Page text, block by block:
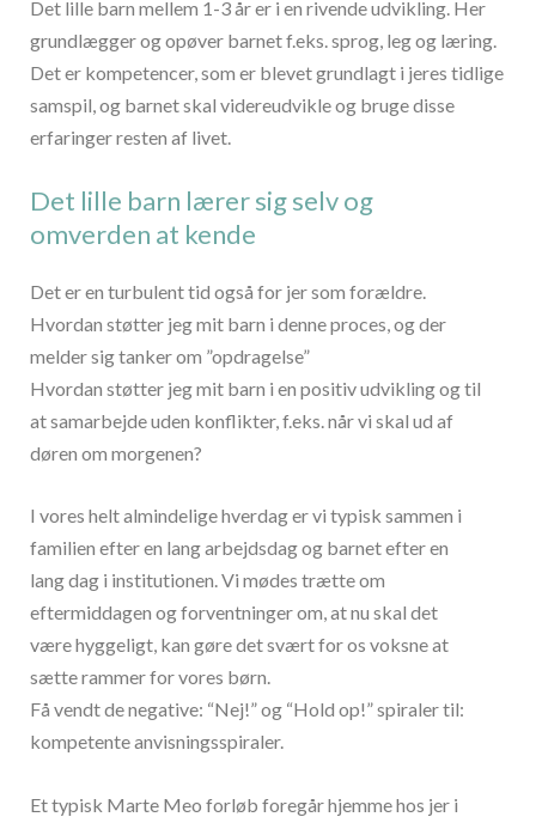
Det lille barn mellem 1-3 år er i en rivende udvikling. Her
grundlægger og opøver barnet f.eks. sprog, leg og læring.
Det er kompetencer, som er blevet grundlagt i jeres tidlige
samspil, og barnet skal videreudvikle og bruge disse
erfaringer resten af livet.
Det lille barn lærer sig selv og
omverden at kende
Det er en turbulent tid også for jer som forældre.
Hvordan støtter jeg mit barn i denne proces, og der
melder sig tanker om ”opdragelse”
Hvordan støtter jeg mit barn i en positiv udvikling og til
at samarbejde uden konflikter, f.eks. når vi skal ud af
døren om morgenen?
I vores helt almindelige hverdag er vi typisk sammen i
familien efter en lang arbejdsdag og barnet efter en
lang dag i institutionen. Vi mødes trætte om
eftermiddagen og forventninger om, at nu skal det
være hyggeligt, kan gøre det svært for os voksne at
sætte rammer for vores børn.
Få vendt de negative: “Nej!” og “Hold op!” spiraler til:
kompetente anvisningsspiraler.
Et typisk Marte Meo forløb foregår hjemme hos jer i